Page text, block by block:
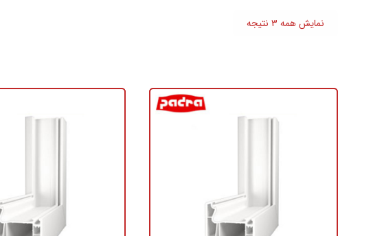
نمایش همه ۳ نتیجه